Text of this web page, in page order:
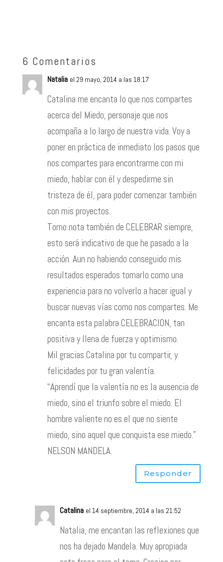
6 Comentarios
Natalia el 29 mayo, 2014 a las 18:17
Catalina me encanta lo que nos compartes
acerca del Miedo, personaje que nos
acompaña a lo largo de nuestra vida. Voy a
poner en práctica de inmediato los pasos que
nos compartes para encontrarme con mi
miedo, hablar con él y despedirme sin
tristeza de él, para poder comenzar también
con mis proyectos.
Tomo nota también de CELEBRAR siempre,
esto será indicativo de que he pasado a la
acción. Aun no habiendo conseguido mis
resultados esperados tomarlo como una
experiencia para no volverlo a hacer igual y
buscar nuevas vías como nos compartes. Me
encanta esta palabra CELEBRACION, tan
positiva y llena de fuerza y optimismo.
Mil gracias Catalina por tu compartir, y
felicidades por tu gran valentía.
“Aprendí que la valentía no es la ausencia de
miedo, sino el triunfo sobre el miedo. El
hombre valiente no es el que no siente
miedo, sino aquel que conquista ese miedo.”
NELSON MANDELA.
Responder
Catalina el 14 septiembre, 2014 a las 21:52
Natalia, me encantan las reflexiones que
nos ha dejado Mandela. Muy apropiada